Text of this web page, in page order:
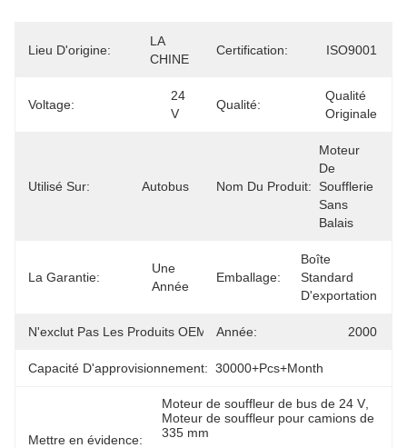
Lieu D'origine:
LA
CHINE
Certification: ISO9001
Voltage:
24
V
Qualité:
Qualité
Originale
Utilisé Sur: Autobus Nom Du Produit:
Moteur
De
Soufflerie
Sans
Balais
La Garantie:
Une
Année
Emballage:
Boîte
Standard
D'exportation
N'exclut Pas Les Produits OEM.: 335mm
Année: 2000
Capacité D'approvisionnement: 30000+Pcs+Month
Mettre en évidence:
Moteur de souffleur de bus de 24 V
Moteur de souffleur pour camions de
335 mm